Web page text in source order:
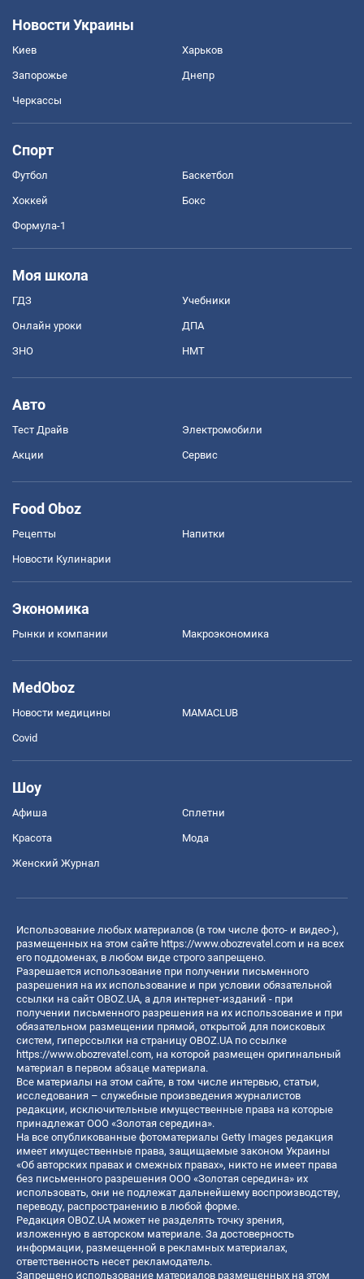
Новости Украины
Киев Харьков
Запорожье Днепр
Черкассы
Спорт
Футбол Баскетбол
Хоккей Бокс
Формула-1
Моя школа
ГДЗ Учебники
Онлайн уроки ДПА
ЗНО НМТ
Авто
Тест Драйв Электромобили
Акции Сервис
Food Oboz
Рецепты Напитки
Новости Кулинарии
Экономика
Рынки и компании Mакроэкономика
MedOboz
Новости медицины MAMACLUB
Covid
Шоу
Афиша Сплетни
Красота Мода
Женский Журнал
Использование любых материалов (в том числе фото- и видео-),
размещенных на этом сайте https://www.obozrevatel.com и на всех
его поддоменах, в любом виде строго запрещено.
Разрешается использование при получении письменного
разрешения на их использование и при условии обязательной
ссылки на сайт OBOZ.UA, а для интернет-изданий - при
получении письменного разрешения на их использование и при
обязательном размещении прямой, открытой для поисковых
систем, гиперссылки на страницу OBOZ.UA по ссылке
https://www.obozrevatel.com, на которой размещен оригинальный
материал в первом абзаце материала.
Все материалы на этом сайте, в том числе интервью, статьи,
исследования – служебные произведения журналистов
редакции, исключительные имущественные права на которые
принадлежат ООО «Золотая середина».
На все опубликованные фотоматериалы Getty Images редакция
имеет имущественные права, защищаемые законом Украины
«Об авторских правах и смежных правах», никто не имеет права
без письменного разрешения ООО «Золотая середина» их
использовать, они не подлежат дальнейшему воспроизводству,
переводу, распространению в любой форме.
Редакция OBOZ.UA может не разделять точку зрения,
изложенную в авторском материале. За достоверность
информации, размещенной в рекламных материалах,
ответственность несет рекламодатель.
Запрещено использование материалов размещенных на этом